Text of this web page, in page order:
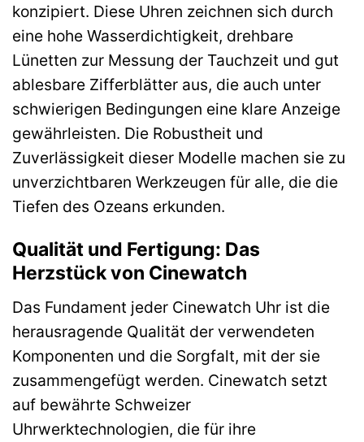
konzipiert. Diese Uhren zeichnen sich durch
eine hohe Wasserdichtigkeit, drehbare
Lünetten zur Messung der Tauchzeit und gut
ablesbare Zifferblätter aus, die auch unter
schwierigen Bedingungen eine klare Anzeige
gewährleisten. Die Robustheit und
Zuverlässigkeit dieser Modelle machen sie zu
unverzichtbaren Werkzeugen für alle, die die
Tiefen des Ozeans erkunden.
Qualität und Fertigung: Das
Herzstück von Cinewatch
Das Fundament jeder Cinewatch Uhr ist die
herausragende Qualität der verwendeten
Komponenten und die Sorgfalt, mit der sie
zusammengefügt werden. Cinewatch setzt
auf bewährte Schweizer
Uhrwerktechnologien, die für ihre